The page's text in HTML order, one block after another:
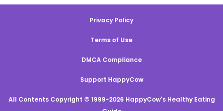
Privacy Policy
Terms of Use
DMCA Compliance
Support HappyCow
All Contents Copyright © 1999-2026 HappyCow's Healthy Eating